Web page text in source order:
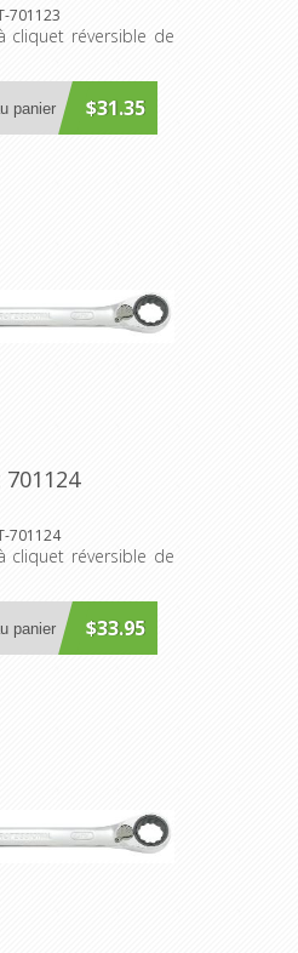
701123
cliquet réversible de
$31.35
panier
701124
701124
cliquet réversible de
$33.95
panier